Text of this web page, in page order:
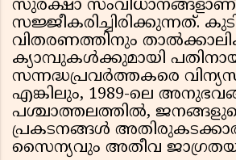
സുരക്ഷാ സംവിധാനങ്ങളാണ്
സജ്ജീകരിച്ചിരിക്കുന്നത്.
വിതരണത്തിനും
ക്യാമ്പുകൾക്കുമായി
സന്നദ്ധപ്രവർത്തകരെ
എങ്കിലും, 1989-ലെ
പശ്ചാത്തലത്തിൽ,
പ്രകടനങ്ങൾ
സൈന്യവും അതീവ